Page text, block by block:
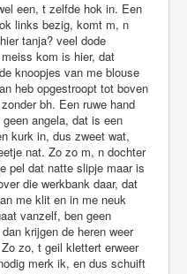
een, t zelfde hok in. Een
links bezig, komt m, n
tanja? veel dode
kom is hier, dat
knoopjes van me blouse
heb opgestroopt tot boven
bh. Een ruwe hand
angela, dat is een
kurk in, dus zweet wat,
nat. Zo zo m, n dochter
pel dat natte slipje maar is
die werkbank daar, dat
me klit en in me neuk
vanzelf, ben geen
krijgen de heren weer
zo, t geil klettert erweer
merk ik, en dus schuift